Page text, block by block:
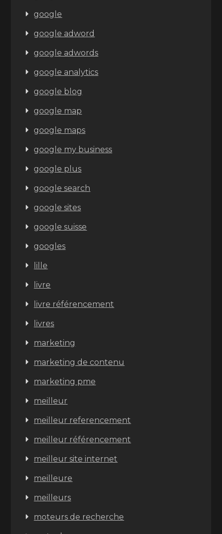
google
google adword
google adwords
google analytics
google blog
google map
google maps
google my business
google plus
google search
google sites
google suisse
googles
lille
livre
livre référencement
livres
marketing
marketing de contenu
marketing pme
meilleur
meilleur referencement
meilleur référencement
meilleur site internet
meilleure
meilleurs
moteurs de recherche